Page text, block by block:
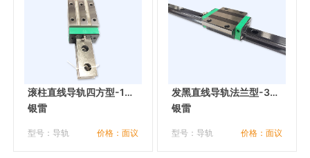
滚柱直线导轨四方型-100
ZL
银雷
型号：导轨 价格：面议
发黑直线导轨法兰型-35
KL
银雷
型号：导轨 价格：面议